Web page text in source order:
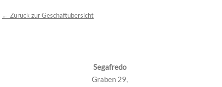
← Zurück zur Geschäftübersicht
Segafredo
Graben 29,